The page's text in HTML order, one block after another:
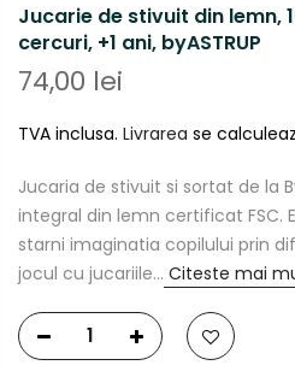
Jucarie de stivuit din lemn,
cercuri, +1 ani, byASTRUP
74,00 lei
TVA inclusa. Livrarea se
Jucaria de stivuit si sortat de la
integral din lemn certificat FSC.
starni imaginatia copilului prin
jocul cu jucariile... Citeste mai